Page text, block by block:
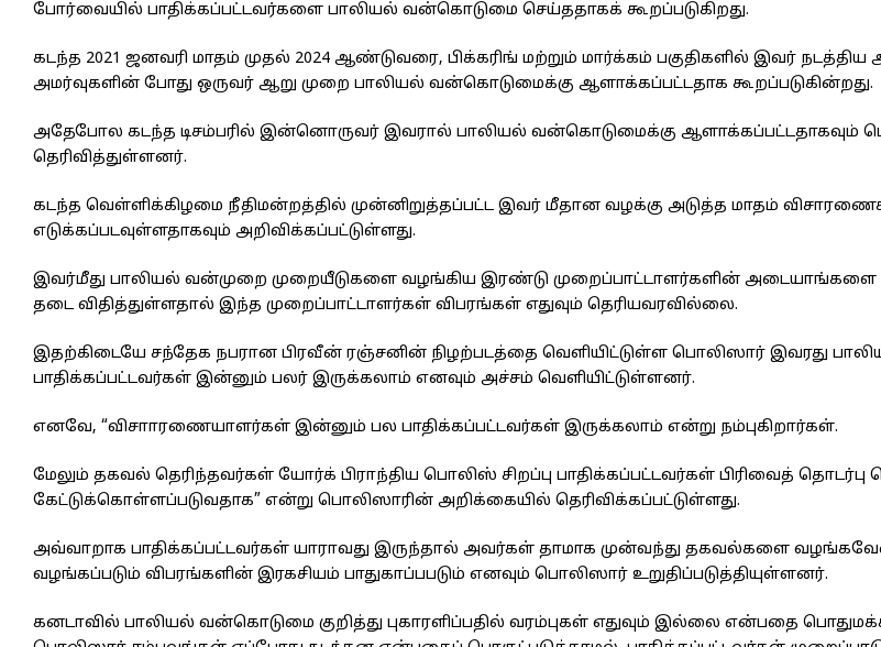
போர்வையில் பாதிக்கப்பட்டவர்களை பாலியல் வன்கொடுமை செய்ததாகக் கூறப்படுகிறது.
கடந்த 2021 ஜனவரி மாதம் முதல் 2024 ஆண்டுவரை, பிக்கரிங் மற்றும் மார்க்கம் பகுதிகளில் இவர்
அமர்வுகளின் போது ஒருவர் ஆறு முறை பாலியல் வன்கொடுமைக்கு ஆளாக்கப்பட்டதாக கூறப்படுகின்றது.
அதேபோல கடந்த டிசம்பரில் இன்னொருவர் இவரால் பாலியல் வன்கொடுமைக்கு ஆளாக்கப்பட்டதாகவும்
தெரிவித்துள்ளனர்.
கடந்த வெள்ளிக்கிழமை நீதிமன்றத்தில் முன்னிறுத்தப்பட்ட இவர் மீதான வழக்கு அடுத்த மாதம்
எடுக்கப்படவுள்ளதாகவும் அறிவிக்கப்பட்டுள்ளது.
இவர்மீது பாலியல் வன்முறை முறையீடுகளை வழங்கிய இரண்டு முறைப்பாட்டாளர்களின் அடையாங்களை
தடை விதித்துள்ளதால் இந்த முறைப்பாட்டாளர்கள் விபரங்கள் எதுவும் தெரியவரவில்லை.
இதற்கிடையே சந்தேக நபரான பிரவீன் ரஞ்சனின் நிழற்படத்தை வெளியிட்டுள்ள பொலிஸார் இவரது
பாதிக்கப்பட்டவர்கள் இன்னும் பலர் இருக்கலாம் எனவும் அச்சம் வெளியிட்டுள்ளனர்.
எனவே, “விசாாரணையாளர்கள் இன்னும் பல பாதிக்கப்பட்டவர்கள் இருக்கலாம் என்று நம்புகிறார்கள்.
மேலும் தகவல் தெரிந்தவர்கள் யோர்க் பிராந்திய பொலிஸ் சிறப்பு பாதிக்கப்பட்டவர்கள் பிரிவைத் தொடர்பு
கேட்டுக்கொள்ளப்படுவதாக” என்று பொலிஸாரின் அறிக்கையில் தெரிவிக்கப்பட்டுள்ளது.
அவ்வாறாக பாதிக்கப்பட்டவர்கள் யாராவது இருந்தால் அவர்கள் தாமாக முன்வந்து தகவல்களை
வழங்கப்படும் விபரங்களின் இரகசியம் பாதுகாப்பபடும் எனவும் பொலிஸார் உறுதிப்படுத்தியுள்ளனர்.
கனடாவில் பாலியல் வன்கொடுமை குறித்து புகாரளிப்பதில் வரம்புகள் எதுவும் இல்லை என்பதை